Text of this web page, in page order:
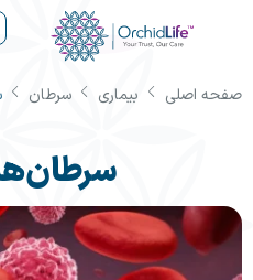
صفحه اصلی بیماری سرطان